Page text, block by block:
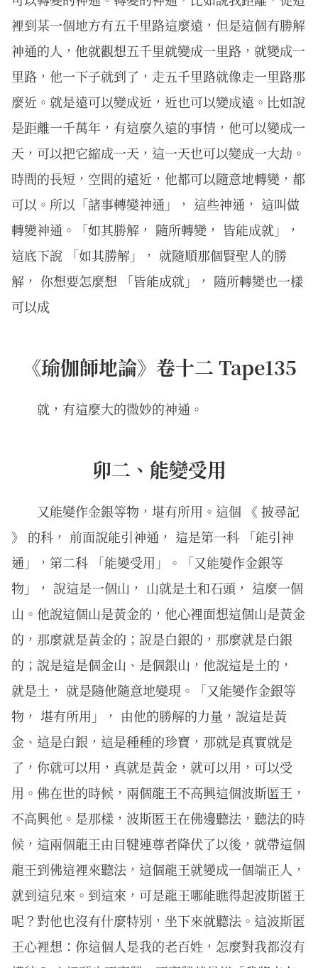
裡到某一個地方有五千里路這麼遠，但是這個有勝解
神通的人，他就觀想五千里就變成一里路，就變成一
里路，他一下子就到了，走五千里路就像走一里路那
麼近。就是遠可以變成近，近也可以變成遠。比如說
是距離一千萬年，有這麼久遠的事情，他可以變成一
天，可以把它縮成一天，這一天也可以變成一大劫。
時間的長短，空間的遠近，他都可以隨意地轉變，都
可以。所以「諸事轉變神通」， 這些神通， 這叫做
轉變神通。「如其勝解， 隨所轉變， 皆能成就」，
這底下說 「如其勝解」， 就隨順那個賢聖人的勝
解， 你想要怎麼想 「皆能成就」， 隨所轉變也一樣
可以成
《瑜伽師地論》卷十二 Tape135
就，有這麼大的微妙的神通。
卯二、能變受用
又能變作金銀等物，堪有所用。這個 《 披尋記
》 的科， 前面說能引神通， 這是第一科 「能引神
通」，第二科 「能變受用」。「又能變作金銀等
物」， 說這是一個山， 山就是土和石頭， 這麼一個
山。他說這個山是黃金的，他心裡面想這個山是黃金
的，那麼就是黃金的；說是白銀的，那麼就是白銀
的；說是這是個金山、是個銀山，他說這是土的，
就是土， 就是隨他隨意地變現。「又能變作金銀等
物， 堪有所用」， 由他的勝解的力量，說這是黃
金、這是白銀，這是種種的珍寶，那就是真實就是
了，你就可以用，真就是黃金，就可以用，可以受
用。佛在世的時候，兩個龍王不高興這個波斯匿王，
不高興他。是那樣，波斯匿王在佛邊聽法，聽法的時
候，這兩個龍王由目犍連尊者降伏了以後，就帶這個
龍王到佛這裡來聽法，這個龍王就變成一個端正人，
就到這兒來。到這來，可是龍王哪能瞧得起波斯匿王
呢？對他也沒有什麼特別，坐下來就聽法。這波斯匿
王心裡想：你這個人是我的老百姓，怎麼對我都沒有